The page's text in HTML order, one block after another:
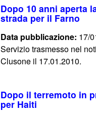
Dopo 10 anni aperta
strada per il Farno
Data pubblicazione: 17/
Servizio trasmesso nel
Clusone il 17.01.2010.
Dopo il terremoto in
per Haiti